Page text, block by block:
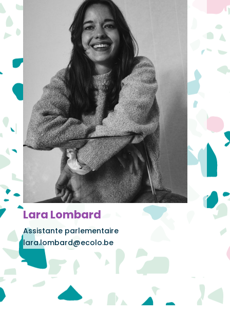
Lara Lombard
Assistante parlementaire
lara.lombard@ecolo.be